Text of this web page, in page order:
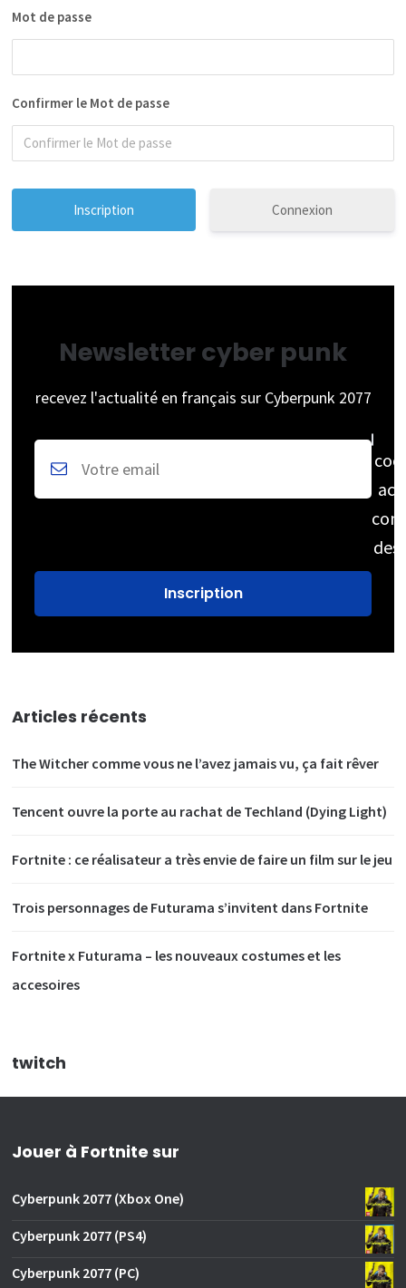
Mot de passe
Confirmer le Mot de passe
Connexion
Newsletter cyber punk
recevez l'actualité en français sur Cyberpunk 2077
des
Articles récents
The Witcher comme vous ne l’avez jamais vu, ça fait rêver
Tencent ouvre la porte au rachat de Techland (Dying Light)
Fortnite : ce réalisateur a très envie de faire un film sur le jeu
Trois personnages de Futurama s’invitent dans Fortnite
Fortnite x Futurama – les nouveaux costumes et les
accesoires
twitch
Jouer à Fortnite sur
Cyberpunk 2077 (Xbox One)
Cyberpunk 2077 (PS4)
Cyberpunk 2077 (PC)